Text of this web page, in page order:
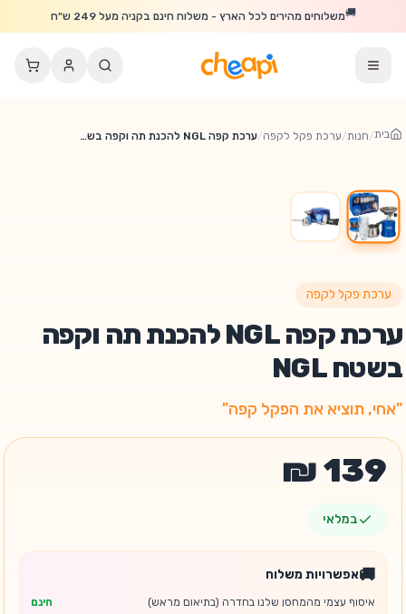
דלג לתוכן הראשי
🚚משלוחים מהירים לכל הארץ - משלוח חינם בקניה מעל 249 ש"ח
בית/חנות/ערכת פקל לקפה/ ערכת קפה NGL להכנת תה וקפה בשטח NGL
ערכת פקל לקפה
ערכת קפה NGL להכנת תה וקפה
בשטח NGL
"אחי, תוציא את הפקל קפה"
במלאי
🚚אפשרויות משלוח
איסוף עצמי מהמחסן שלנו בחדרה (בתיאום מראש)
חינם